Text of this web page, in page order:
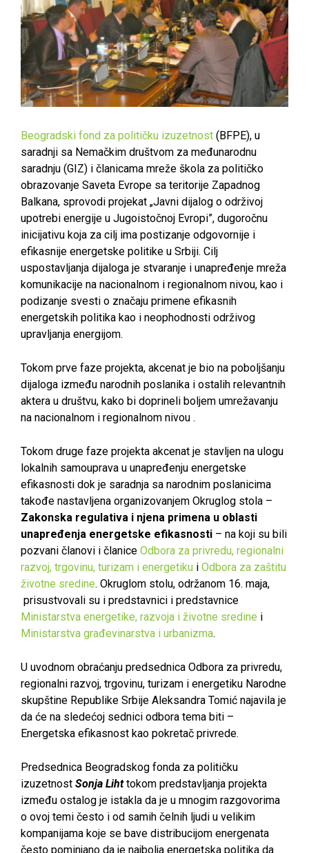
Beogradski fond za političku izuzetnost (BFPE), u
saradnji sa Nemačkim društvom za međunarodnu
saradnju (GIZ) i članicama mreže škola za političko
obrazovanje Saveta Evrope sa teritorije Zapadnog
Balkana, sprovodi projekat „Javni dijalog o održivoj
upotrebi energije u Jugoistočnoj Evropi”, dugoročnu
inicijativu koja za cilj ima postizanje odgovornije i
efikasnije energetske politike u Srbiji. Cilj
uspostavljanja dijaloga je stvaranje i unapređenje mreža
komunikacije na nacionalnom i regionalnom nivou, kao i
podizanje svesti o značaju primene efikasnih
energetskih politika kao i neophodnosti održivog
upravljanja energijom.
Tokom prve faze projekta, akcenat je bio na poboljšanju
dijaloga između narodnih poslanika i ostalih relevantnih
aktera u društvu, kako bi doprineli boljem umrežavanju
na nacionalnom i regionalnom nivou .
Tokom druge faze projekta akcenat je stavljen na ulogu
lokalnih samouprava u unapređenju energetske
efikasnosti dok je saradnja sa narodnim poslanicima
takođe nastavljena organizovanjem Okruglog stola –
Zakonska regulativa i njena primena u oblasti
unapređenja energetske efikasnosti – na koji su bili
pozvani članovi i članice Odbora za privredu, regionalni
razvoj, trgovinu, turizam i energetiku i Odbora za zaštitu
životne sredine. Okruglom stolu, održanom 16. maja,
prisustvovali su i predstavnici i predstavnice
Ministarstva energetike, razvoja i životne sredine i
Ministarstva građevinarstva i urbanizma.
U uvodnom obraćanju predsednica Odbora za privredu,
regionalni razvoj, trgovinu, turizam i energetiku Narodne
skupštine Republike Srbije Aleksandra Tomić najavila je
da će na sledećoj sednici odbora tema biti –
Energetska efikasnost kao pokretač privrede.
Predsednica Beogradskog fonda za političku
izuzetnost Sonja Liht tokom predstavljanja projekta
između ostalog je istakla da je u mnogim razgovorima
o ovoj temi često i od samih čelnih ljudi u velikim
kompanijama koje se bave distribucijom energenata
često pominjano da je najbolja energetska politika da